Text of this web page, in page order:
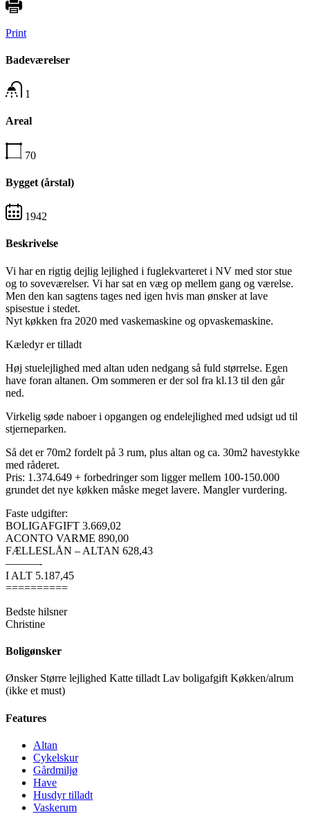
Print
Badeværelser
1
Areal
70
Bygget (årstal)
1942
Beskrivelse
Vi har en rigtig dejlig lejlighed i fuglekvarteret i NV med stor stue
og to soveværelser. Vi har sat en væg op mellem gang og værelse.
Men den kan sagtens tages ned igen hvis man ønsker at lave
spisestue i stedet.
Nyt køkken fra 2020 med vaskemaskine og opvaskemaskine.
Kæledyr er tilladt
Høj stuelejlighed med altan uden nedgang så fuld størrelse. Egen
have foran altanen. Om sommeren er der sol fra kl.13 til den går
ned.
Virkelig søde naboer i opgangen og endelejlighed med udsigt ud til
stjerneparken.
Så det er 70m2 fordelt på 3 rum, plus altan og ca. 30m2 havestykke
med råderet.
Pris: 1.374.649 + forbedringer som ligger mellem 100-150.000
grundet det nye køkken måske meget lavere. Mangler vurdering.
Faste udgifter:
BOLIGAFGIFT 3.669,02
ACONTO VARME 890,00
FÆLLESLÅN – ALTAN 628,43
———-
I ALT 5.187,45
==========
Bedste hilsner
Christine
Boligønsker
Ønsker Større lejlighed Katte tilladt Lav boligafgift Køkken/alrum
(ikke et must)
Features
Altan
Cykelskur
Gårdmiljø
Have
Husdyr tilladt
Vaskerum